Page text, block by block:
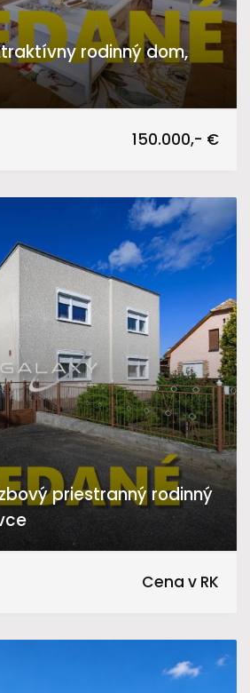
rodinný dom,
150.000,- €
priestranný rodinný
Cena v RK